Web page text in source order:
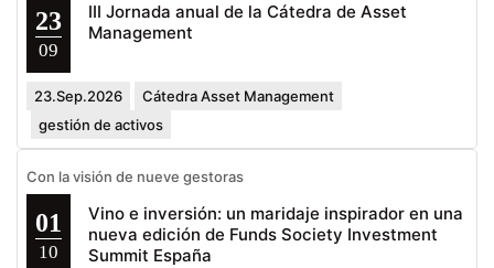
23
09
III Jornada anual de la Cátedra de Asset
Management
23.Sep.2026
Cátedra Asset Management
gestión de activos
Con la visión de nueve gestoras
01
10
Vino e inversión: un maridaje inspirador en una
nueva edición de Funds Society Investment
Summit España